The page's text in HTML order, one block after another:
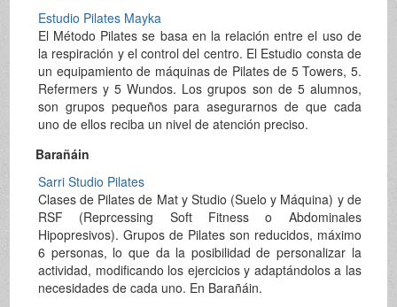
Estudio Pilates Mayka
El Método Pilates se basa en la relación entre el uso de
la respiración y el control del centro. El Estudio consta de
un equipamiento de máquinas de Pilates de 5 Towers, 5.
Refermers y 5 Wundos. Los grupos son de 5 alumnos,
son grupos pequeños para asegurarnos de que cada
uno de ellos reciba un nivel de atención preciso.
Barañáin
Sarri Studio Pilates
Clases de Pilates de Mat y Studio (Suelo y Máquina) y de
RSF (Reprcessing Soft Fitness o Abdominales
Hipopresivos). Grupos de Pilates son reducidos, máximo
6 personas, lo que da la posibilidad de personalizar la
actividad, modificando los ejercicios y adaptándolos a las
necesidades de cada uno. En Barañáin.